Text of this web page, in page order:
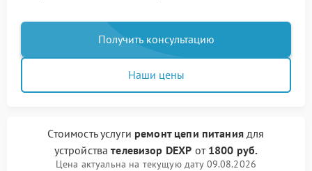
Получить консультацию
Наши цены
Стоимость услуги ремонт цепи питаниядля
устройствателевизор DEXP от 1800 руб.
Цена актуальна на текущую дату 09.08.2026